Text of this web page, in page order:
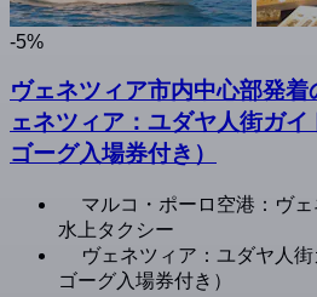
-5%
ヴェネツィア市内中心部発
ェネツィア：ユダヤ人街ガ
ゴーグ入場券付き）
マルコ・ポーロ空港：ヴ
水上タクシー
ヴェネツィア：ユダヤ人
ゴーグ入場券付き）